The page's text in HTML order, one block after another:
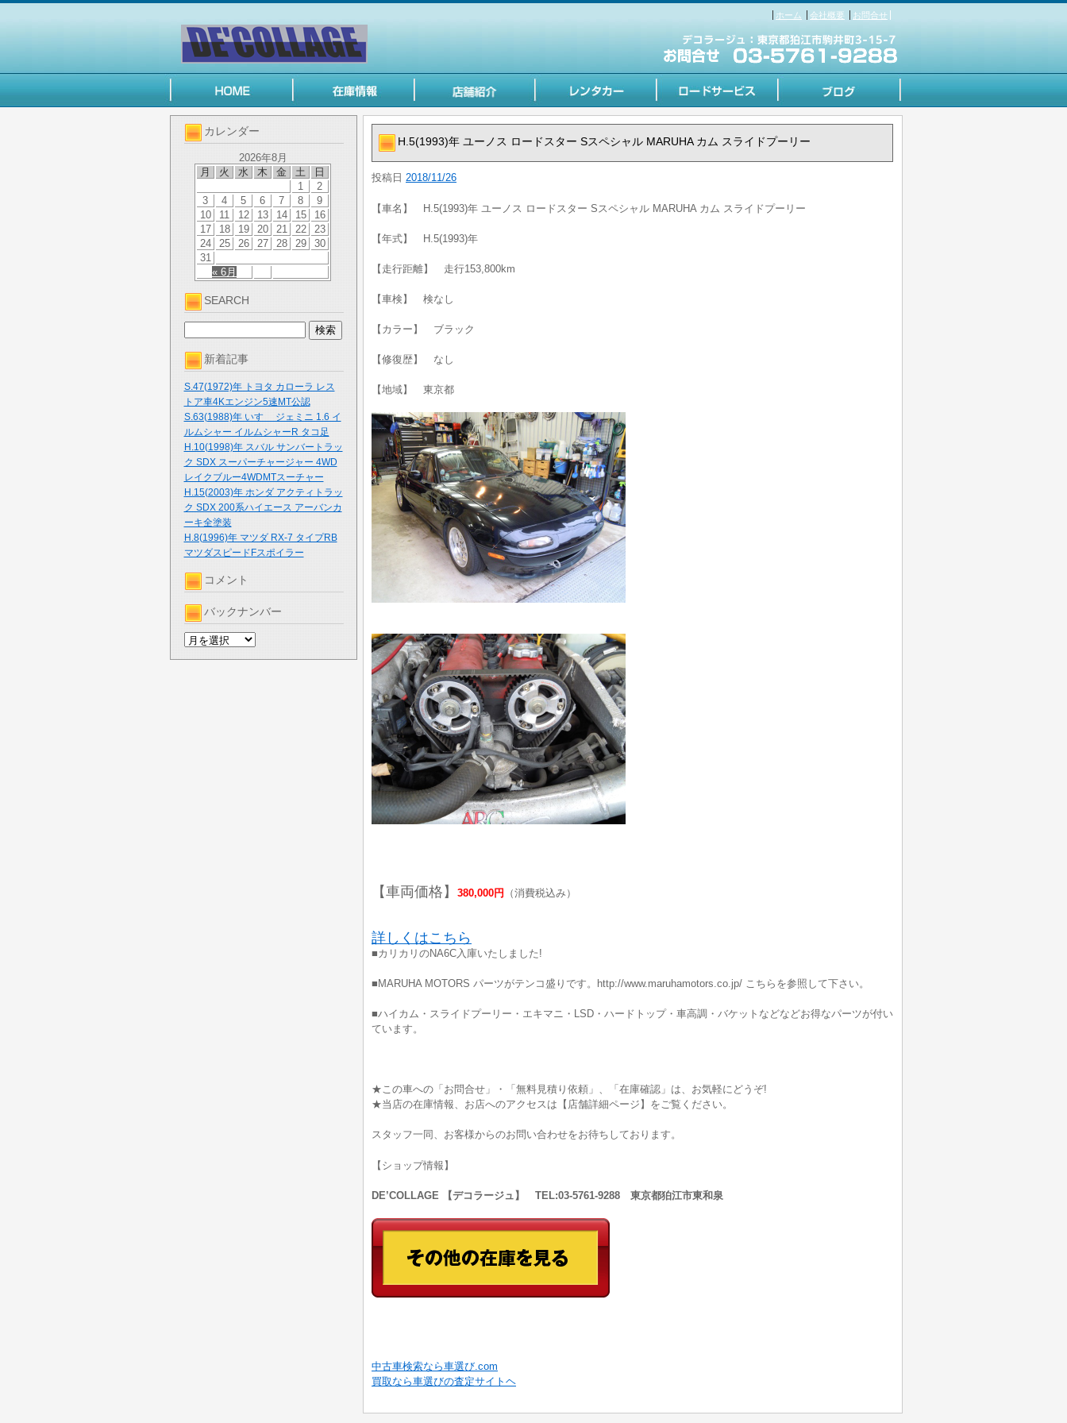
ホーム 会社概要 お問合せ
カレンダー
2026年8月
月
火 水 木 金 土 日
« 6月
1
2
3
4 5 6 7 8
9
10
11 12 13 14 15
16
17
18 19 20 21 22
23
24
25 26 27 28 29
30
31
SEARCH
新着記事
S.47(1972)年 トヨタ カローラ レス
トア車4Kエンジン5速MT公認
S.63(1988)年 いすゞ ジェミニ 1.6 イ
ルムシャー イルムシャーR タコ足
H.10(1998)年 スバル サンバートラッ
ク SDX スーパーチャージャー 4WD
レイクブルー4WDMTスーチャー
H.15(2003)年 ホンダ アクティトラッ
ク SDX 200系ハイエース アーバンカ
ーキ全塗装
H.8(1996)年 マツダ RX-7 タイプRB
マツダスピードFスポイラー
コメント
バックナンバー
H.5(1993)年 ユーノス ロードスター Sスペシャル MARUHA カム スライドプーリー
投稿日 2018/11/26
【車名】 H.5(1993)年 ユーノス ロードスター Sスペシャル MARUHA カム スライドプーリー
【年式】 H.5(1993)年
【走行距離】 走行153,800km
【車検】 検なし
【カラー】 ブラック
【修復歴】 なし
【地域】 東京都
【車両価格】 380,000円 （消費税込み）
詳しくはこちら
■カリカリのNA6C入庫いたしました!
■MARUHA MOTORS パーツがテンコ盛りです。http://www.maruhamotors.co.jp/ こちらを参照して下さい。
■ハイカム・スライドプーリー・エキマニ・LSD・ハードトップ・車高調・バケットなどなどお得なパーツが付い
ています。
★この車への「お問合せ」・「無料見積り依頼」、「在庫確認」は、お気軽にどうぞ!
★当店の在庫情報、お店へのアクセスは【店舗詳細ページ】をご覧ください。
スタッフ一同、お客様からのお問い合わせをお待ちしております。
【ショップ情報】
DE’COLLAGE 【デコラージュ】 TEL:03-5761-9288 東京都狛江市東和泉
中古車検索なら車選び.com
買取なら車選びの査定サイトヘ